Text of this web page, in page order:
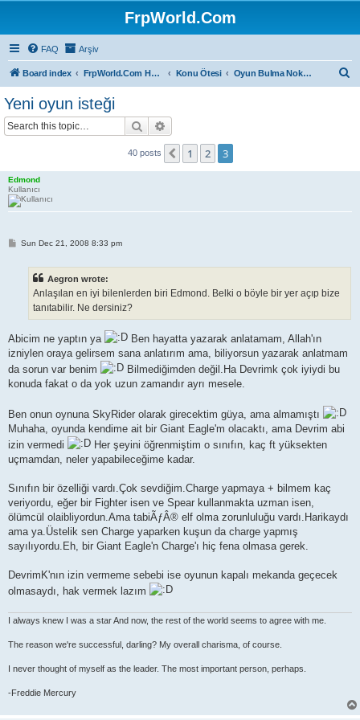
FrpWorld.Com
FAQ Arşiv
Board index FrpWorld.Com Hakkında Konu Ötesi Oyun Bulma Noktası
Yeni oyun isteği
Search
40 posts Previous
1 2 3
Edmond
Kullanıcı
PSun Dec 21, 2008 8:33 pm
Aegron wrote:
Anlaşılan en iyi bilenlerden biri Edmond. Belki o böyle bir yer açıp bize
tanıtabilir. Ne dersiniz?
Abicim ne yaptın ya
Ben hayatta yazarak anlatamam, Allah'ın
izniylen oraya gelirsem sana anlatırım ama, biliyorsun yazarak anlatmam
da sorun var benim
Bilmediğimden değil.Ha Devrimk çok iyiydi bu
konuda fakat o da yok uzun zamandır ayrı mesele.
Ben onun oynuna SkyRider olarak girecektim güya, ama almamıştı
Muhaha, oyunda kendime ait bir Giant Eagle'm olacaktı, ama Devrim abi
izin vermedi
Her şeyini öğrenmiştim o sınıfın, kaç ft yüksekten
uçmamdan, neler yapabileceğime kadar.
Sınıfın bir özelliği vardı.Çok sevdiğim.Charge yapmaya + bilmem kaç
veriyordu, eğer bir Fighter isen ve Spear kullanmakta uzman isen,
ölümcül olaibliyordun.Ama tabiÃƒÂ® elf olma zorunluluğu vardı.Harikaydı
ama ya.Üstelik sen Charge yaparken kuşun da charge yapmış
sayılıyordu.Eh, bir Giant Eagle'n Charge'ı hiç fena olmasa gerek.
DevrimK'nın izin vermeme sebebi ise oyunun kapalı mekanda geçecek
olmasaydı, hak vermek lazım
I always knew I was a star And now, the rest of the world seems to agree with me.
The reason we're successful, darling? My overall charisma, of course.
I never thought of myself as the leader. The most important person, perhaps.
-Freddie Mercury